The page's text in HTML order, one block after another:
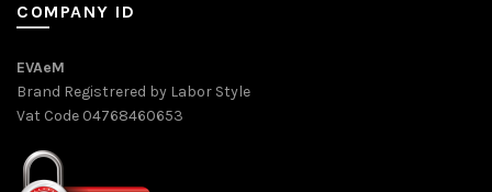
COMPANY ID
EVAeM
Brand Registrered by Labor Style
Vat Code 04768460653